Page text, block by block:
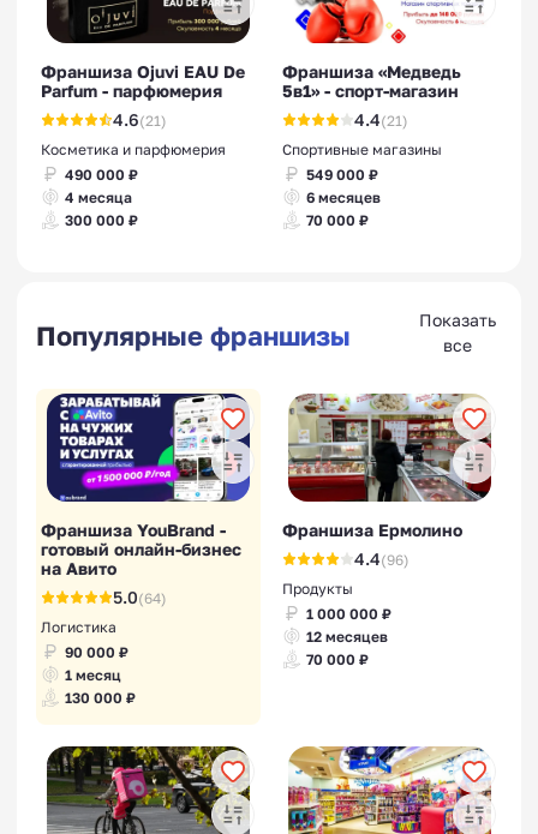
Франшиза Ojuvi EAU De
Parfum - парфюмерия
4.6(21)
Косметика и парфюмерия
490 000 ₽
4 месяца
300 000 ₽
Франшиза «Медведь
5в1» - спорт-магазин
4.4(21)
Спортивные магазины
549 000 ₽
6 месяцев
70 000 ₽
Популярные франшизы
Показать
все
Франшиза YouBrand -
готовый онлайн-бизнес
на Авито
5.0(64)
Логистика
90 000 ₽
1 месяц
130 000 ₽
Франшиза Ермолино
4.4(96)
Продукты
1 000 000 ₽
12 месяцев
70 000 ₽